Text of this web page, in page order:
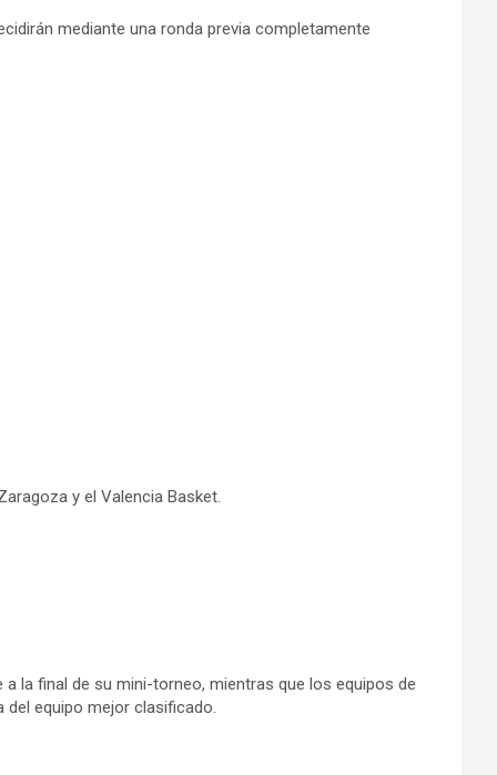
mediante una ronda previa completamente
y el Valencia Basket.
la final de su mini-torneo, mientras que los equipos de
equipo mejor clasificado.